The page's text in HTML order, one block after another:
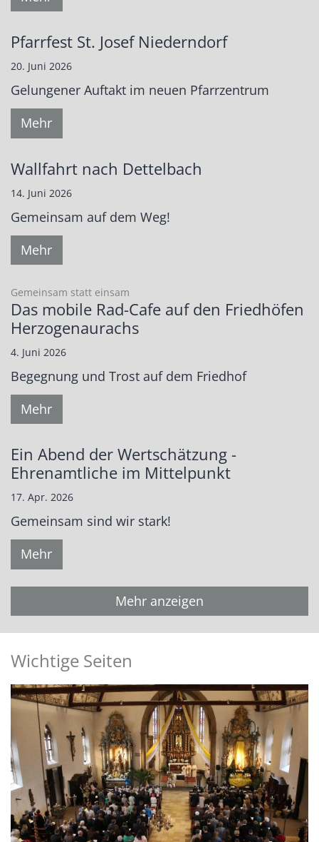
Pfarrfest St. Josef Niederndorf
20. Juni 2026
Gelungener Auftakt im neuen Pfarrzentrum
Mehr
Wallfahrt nach Dettelbach
14. Juni 2026
Gemeinsam auf dem Weg!
Mehr
Gemeinsam statt einsam
Das mobile Rad-Cafe auf den Friedhöfen
Herzogenaurachs
4. Juni 2026
Begegnung und Trost auf dem Friedhof
Mehr
Ein Abend der Wertschätzung -
Ehrenamtliche im Mittelpunkt
17. Apr. 2026
Gemeinsam sind wir stark!
Mehr
Mehr anzeigen
Wichtige Seiten